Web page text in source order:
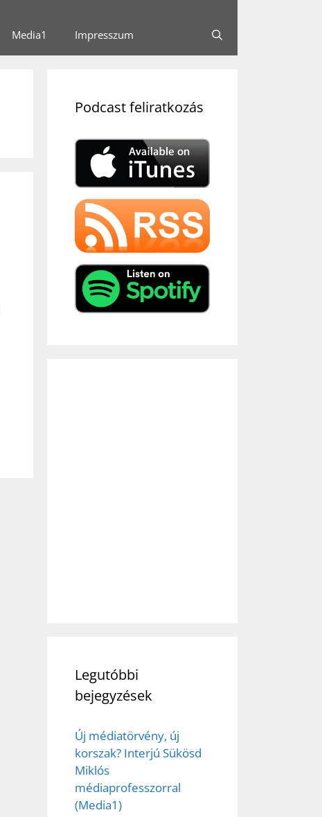
Media1 Impresszum
Podcast feliratkozás
Legutóbbi
bejegyzések
Új médiatörvény, új
korszak? Interjú Sükösd
Miklós
médiaprofesszorral
(Media1)